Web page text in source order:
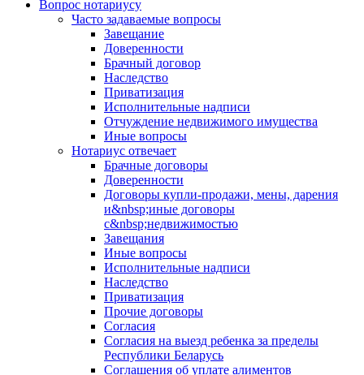
Вопрос нотариусу
Часто задаваемые вопросы
Завещание
Доверенности
Брачный договор
Наследство
Приватизация
Исполнительные надписи
Отчуждение недвижимого имущества
Иные вопросы
Нотариус отвечает
Брачные договоры
Доверенности
Договоры купли-продажи, мены, дарения
и&nbsp;иные договоры
с&nbsp;недвижимостью
Завещания
Иные вопросы
Исполнительные надписи
Наследство
Приватизация
Прочие договоры
Согласия
Согласия на выезд ребенка за пределы
Республики Беларусь
Соглашения об уплате алиментов